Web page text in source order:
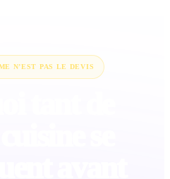
N’EST PAS LE DEVIS